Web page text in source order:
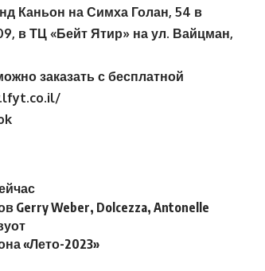
Каньон на Симха Голан, 54 в
в ТЦ «Бейт Ятир» на ул. Вайцман,
заказать с бесплатной
Gerry Weber, Dolcezza, Antonelle
«Лето-2023»